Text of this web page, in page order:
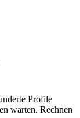
Profile
warten. Rechnen